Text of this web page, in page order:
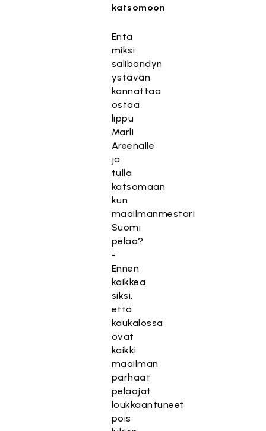
katsomoon
Entä
miksi
salibandyn
ystävän
kannattaa
ostaa
lippu
Marli
Areenalle
ja
tulla
katsomaan
kun
maailmanmestari
Suomi
pelaa?
-
Ennen
kaikkea
siksi,
että
kaukalossa
ovat
kaikki
maailman
parhaat
pelaajat
loukkaantuneet
pois